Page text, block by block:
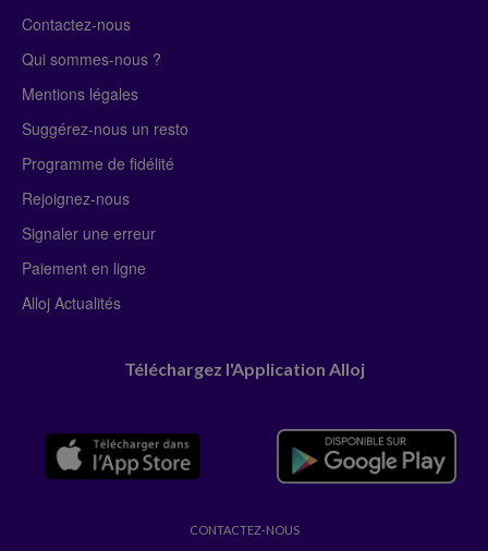
Contactez-nous
Qui sommes-nous ?
Mentions légales
Suggérez-nous un resto
Programme de fidélité
Rejoignez-nous
Signaler une erreur
Paiement en ligne
Alloj Actualités
Téléchargez l'Application Alloj
CONTACTEZ-NOUS